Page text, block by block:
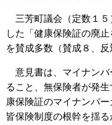
三芳町議会（定数１５
した「健康保険証の廃
を賛成多数（賛成８、反
意見書は、マイナンバ
ること、無保険者が発
康保険証のマイナンバ
皆保険制度の根幹を揺